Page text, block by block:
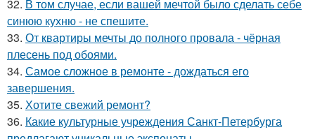
32. В том случае, если вашей мечтой было сделать себе
синюю кухню - не спешите.
33. От квартиры мечты до полного провала - чёрная
плесень под обоями.
34. Самое сложное в ремонте - дождаться его
завершения.
35. Хотите свежий ремонт?
36. Какие культурные учреждения Санкт-Петербурга